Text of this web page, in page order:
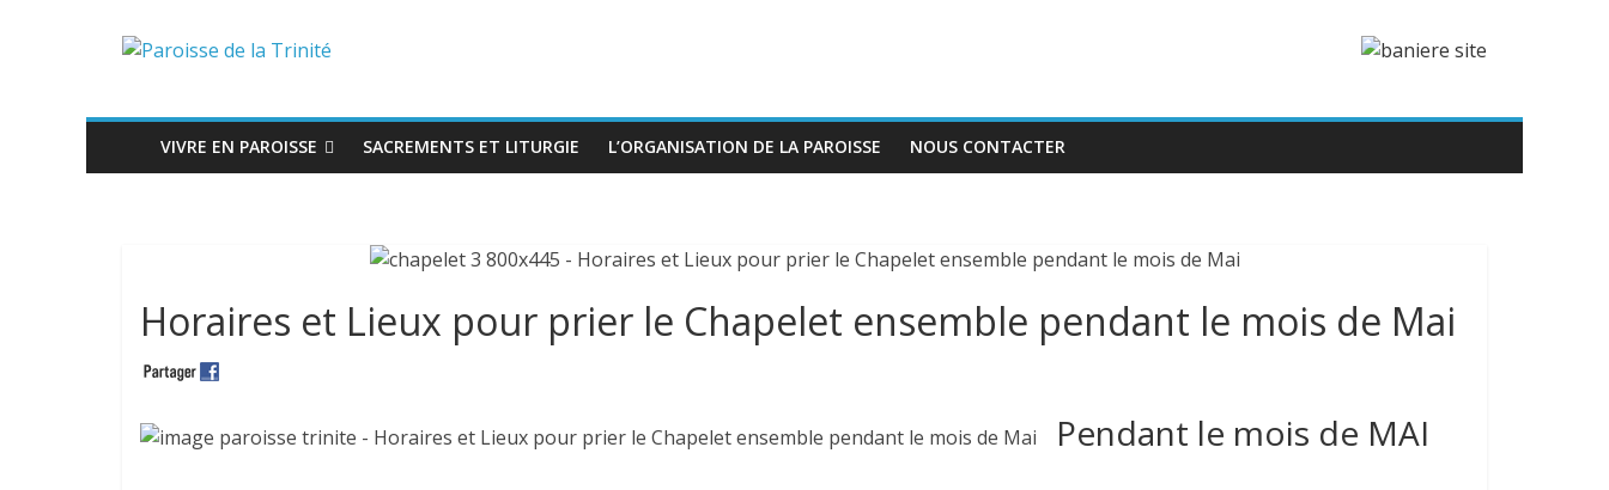
VIVRE EN PAROISSE SACREMENTS ET LITURGIE L’ORGANISATION DE LA PAROISSE NOUS CONTACTER
Horaires et Lieux pour prier le Chapelet ensemble pendant le mois de Mai
Pendant le mois de MAI